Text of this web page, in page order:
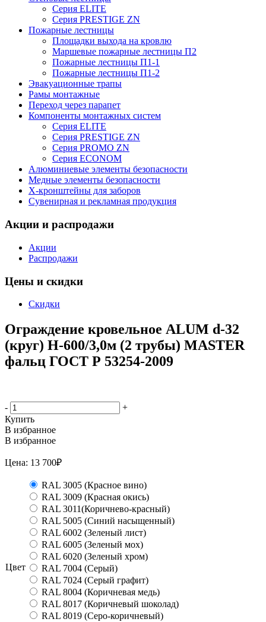
Серия ELITE
Серия PRESTIGE ZN
Пожарные лестницы
Площадки выхода на кровлю
Маршевые пожарные лестницы П2
Пожарные лестницы П1-1
Пожарные лестницы П1-2
Эвакуационные трапы
Рамы монтажные
Переход через парапет
Компоненты монтажных систем
Серия ELITE
Серия PRESTIGE ZN
Серия PROMO ZN
Серия ECONOM
Алюминиевые элементы безопасности
Медные элементы безопасности
X-кронштейны для заборов
Сувенирная и рекламная продукция
Акции и распродажи
Акции
Распродажи
Цены и скидки
Скидки
Ограждение кровельное ALUM d-32
(круг) H-600/3,0м (2 трубы) MASTER
фальц ГОСТ Р 53254-2009
-
+
Купить
В избранное
В избранное
Цена: 13 700₽
Цвет
RAL 3005 (Красное вино)
RAL 3009 (Красная окись)
RAL 3011(Коричнево-красный)
RAL 5005 (Синий насыщенный)
RAL 6002 (Зеленый лист)
RAL 6005 (Зеленый мох)
RAL 6020 (Зеленый хром)
RAL 7004 (Серый)
RAL 7024 (Серый графит)
RAL 8004 (Коричневая медь)
RAL 8017 (Коричневый шоколад)
RAL 8019 (Серо-коричневый)